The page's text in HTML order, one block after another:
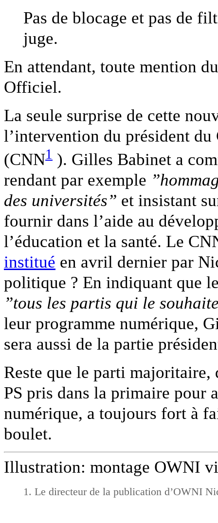
Pas de blocage et pas de
juge.
En attendant, toute mention
Officiel.
La seule surprise de cette
l’intervention du président
(CNN1 ). Gilles Babinet a
rendant par exemple
des universités” et insistant
fournir dans l’aide au
l’éducation et la santé. Le
institué en avril dernier par
politique ? En indiquant que
”tous les partis qui le
leur programme numérique,
sera aussi de la partie
Reste que le parti majoritaire,
PS pris dans la primaire pour
numérique, a toujours fort à
boulet.
Illustration: montage OWNI
Le directeur de la publication d’OWNI